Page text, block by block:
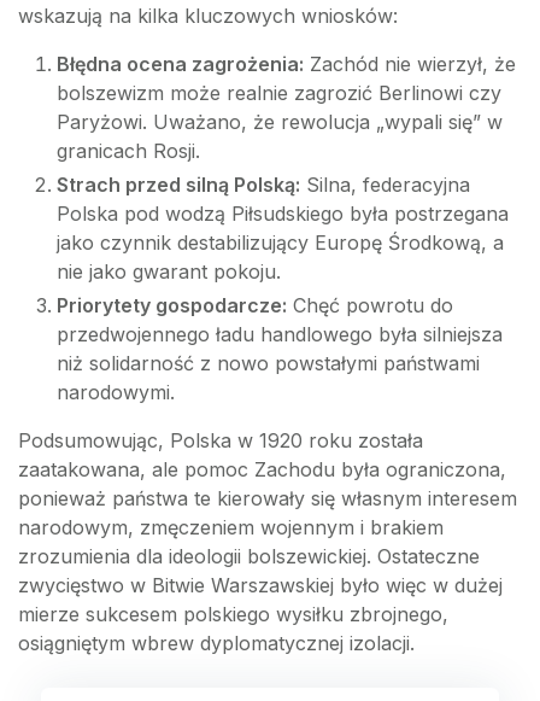
wskazują na kilka kluczowych wniosków:
Błędna ocena zagrożenia: Zachód nie wierzył, że
bolszewizm może realnie zagrozić Berlinowi czy
Paryżowi. Uważano, że rewolucja „wypali się” w
granicach Rosji.
Strach przed silną Polską: Silna, federacyjna
Polska pod wodzą Piłsudskiego była postrzegana
jako czynnik destabilizujący Europę Środkową, a
nie jako gwarant pokoju.
Priorytety gospodarcze: Chęć powrotu do
przedwojennego ładu handlowego była silniejsza
niż solidarność z nowo powstałymi państwami
narodowymi.
Podsumowując, Polska w 1920 roku została
zaatakowana, ale pomoc Zachodu była ograniczona,
ponieważ państwa te kierowały się własnym interesem
narodowym, zmęczeniem wojennym i brakiem
zrozumienia dla ideologii bolszewickiej. Ostateczne
zwycięstwo w Bitwie Warszawskiej było więc w dużej
mierze sukcesem polskiego wysiłku zbrojnego,
osiągniętym wbrew dyplomatycznej izolacji.